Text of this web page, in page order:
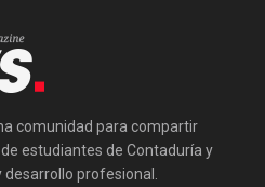
comunidad para compartir
estudiantes de Contaduría y
profesional.